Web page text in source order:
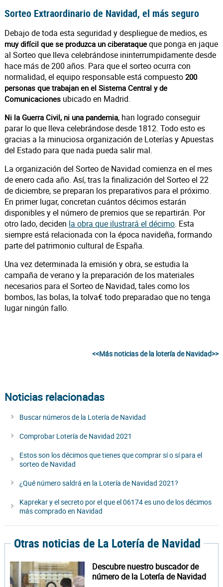
Sorteo Extraordinario de Navidad, el más seguro
Debajo de toda esta seguridad y despliegue de medios, es
muy difícil que se produzca un ciberataque que ponga en jaque
al Sorteo que lleva celebrándose ininterrumpidamente desde
hace más de 200 años. Para que el sorteo ocurra con
normalidad, el equipo responsable está compuesto 200
personas que trabajan en el Sistema Central y de
Comunicacionesubicado en Madrid.
Ni la Guerra Civil, ni una pandemia, han logrado conseguir
parar lo que lleva celebrándose desde 1812. Todo esto es
gracias a la minuciosa organización de Loterías y Apuestas
del Estado para que nada pueda salir mal.
La organización del Sorteo de Navidad comienza en el mes
de enero cada año. Así, tras la finalización del Sorteo el 22
de diciembre, se preparan los preparativos para el próximo.
En primer lugar, concretan cuántos décimos estarán
disponibles y el número de premios que se repartirán. Por
otro lado, deciden la obra que ilustrará el décimo. Esta
siempre está relacionada con la época navideña, formando
parte del patrimonio cultural de España.
Una vez determinada la emisión y obra, se estudia la
campaña de verano y la preparación de los materiales
necesarios para el Sorteo de Navidad, tales como los
bombos, las bolas, la tolva€ todo preparadao que no tenga
lugar ningún fallo.
<<Más noticias de la lotería de Navidad>>
Noticias relacionadas
Buscar números de la Lotería de Navidad
Comprobar Lotería de Navidad 2021
Estos son los décimos que tienes que comprar sí o sí para el
sorteo de Navidad
¿Qué número saldrá en la Lotería de Navidad 2021?
Kaprekar y el secreto por el que el 06174 es uno de los décimos
más comprado en Navidad
Otras noticias de La Lotería de Navidad
Descubre nuestro buscador de
número de la Lotería de Navidad